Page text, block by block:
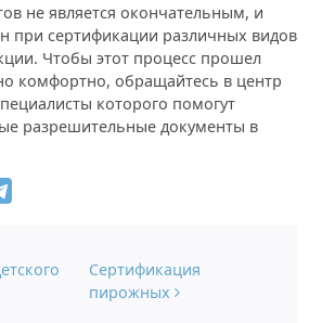
не является окончательным, и
при сертификации различных видов
Чтобы этот процесс прошел
комфортно, обращайтесь в центр
которого помогут
разрешительные документы в
Сертификация
пирожных